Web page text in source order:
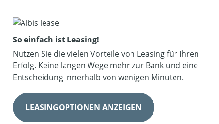
So einfach ist Leasing!
Nutzen Sie die vielen Vorteile von Leasing für Ihren
Erfolg. Keine langen Wege mehr zur Bank und eine
Entscheidung innerhalb von wenigen Minuten.
LEASINGOPTIONEN ANZEIGEN